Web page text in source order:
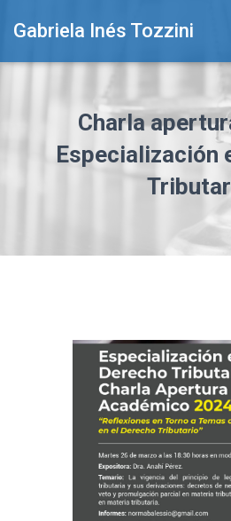
Gabriela Inés Tozzini
Charla
Especialización